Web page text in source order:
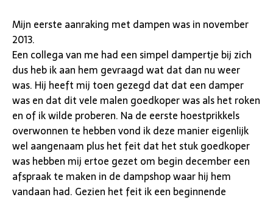
Mijn eerste aanraking met dampen was in november
2013.
Een collega van me had een simpel dampertje bij zich
dus heb ik aan hem gevraagd wat dat dan nu weer
was. Hij heeft mij toen gezegd dat dat een damper
was en dat dit vele malen goedkoper was als het roken
en of ik wilde proberen. Na de eerste hoestprikkels
overwonnen te hebben vond ik deze manier eigenlijk
wel aangenaam plus het feit dat het stuk goedkoper
was hebben mij ertoe gezet om begin december een
afspraak te maken in de dampshop waar hij hem
vandaan had. Gezien het feit ik een beginnende